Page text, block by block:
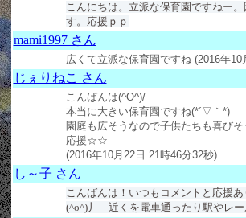
こんにちは。立派な保育園ですねー
す。応援ｐｐ
mami1997 さん
広くて立派な保育園ですね(2016年10
じぇりねこ さん
こんばんは(^O^)/
本当に大きい保育園ですね(*´▽｀*)
園庭も広そうなので子供たちも喜びそ
応援☆☆
(2016年10月22日 21時46分32秒)
し～子 さん
こんばんは！いつもコメントと応援
(^o^)丿 近くを電車通ったり駅やレ